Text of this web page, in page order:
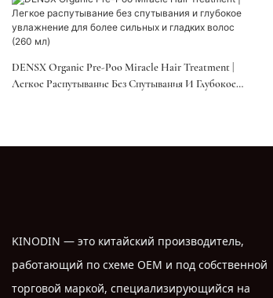
DENSX Organic Pre-Poo Miracle Hair Treatment |
Легкое Распутывание Без Спутывания И Глубокое
KINODIN — это китайский производитель,
работающий по схеме OEM и под собственной
торговой маркой, специализирующийся на